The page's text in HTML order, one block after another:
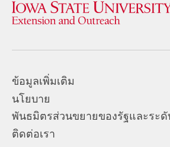
ข้อมูลเพิ่มเติม
นโยบาย
พันธมิตรส่วนขยายของรัฐและระ
ติดต่อเรา